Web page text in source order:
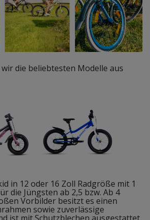
die beliebtesten Modelle aus
in 12 oder 16 Zoll Radgröße mit 1
die Jüngsten ab 2,5 bzw. Ab 4
Vorbilder besitzt es einen
sowie zuverlässige